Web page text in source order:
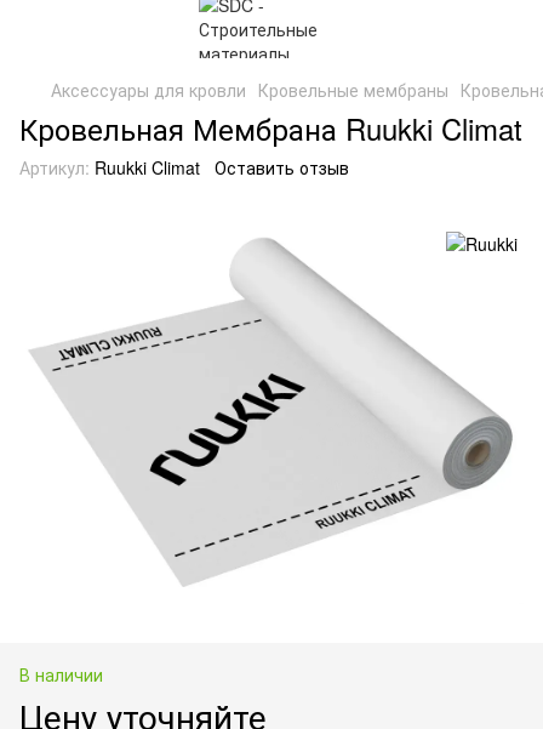
Аксессуары для кровли Кровельные мембраны
Кровельная Мембрана Ruukki Climat
Артикул: Ruukki Climat Оставить отзыв
В наличии
Цену уточняйте